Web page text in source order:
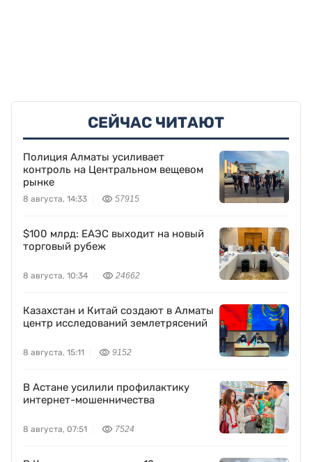
СЕЙЧАС ЧИТАЮТ
Полиция Алматы усиливает
контроль на Центральном вещевом
рынке
8 августа, 14:33 57915
$100 млрд: ЕАЭС выходит на новый
торговый рубеж
8 августа, 10:34 24662
Казахстан и Китай создают в Алматы
центр исследований землетрясений
8 августа, 15:11 9152
В Астане усилили профилактику
интернет-мошенничества
8 августа, 07:51 7524